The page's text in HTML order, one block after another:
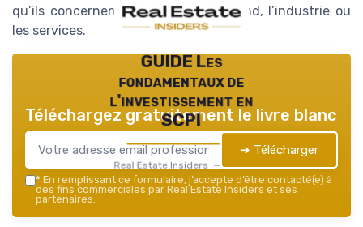
qu’ils concernent le tertiaire marchand, l’industrie ou
les services.
GUIDE Les
fondamentaux de
l'investissement en
SCPI
Real Estate Insiders — 2026
Téléchargez gratuitement le livre blanc
➔ Télécharger
* En remplissant ce formulaire, j’accepte d’être contacté(e) à
des fins commerciales par Real Estate Insiders et ses
partenaires.